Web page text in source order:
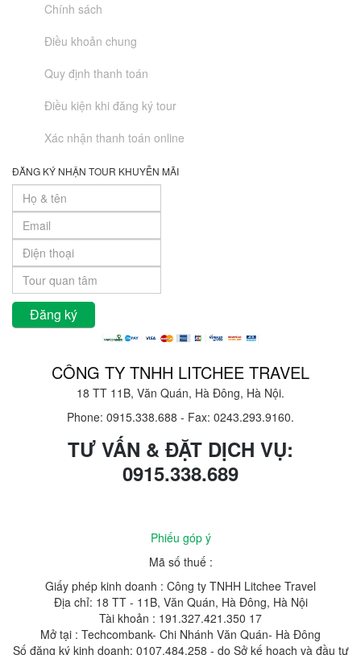
Chính sách
Điều khoản chung
Quy định thanh toán
Điều kiện khi đăng ký tour
Xác nhận thanh toán online
ĐĂNG KÝ NHẬN TOUR KHUYỄN MÃI
CÔNG TY TNHH LITCHEE TRAVEL
18 TT 11B, Văn Quán, Hà Đông, Hà Nội.
Phone: 0915.338.688 - Fax: 0243.293.9160.
TƯ VẤN & ĐẶT DỊCH VỤ:
0915.338.689
Phiếu góp ý
Mã số thuế :
Giấy phép kinh doanh : Công ty TNHH Litchee Travel
Địa chỉ: 18 TT - 11B, Văn Quán, Hà Đông, Hà Nội
Tài khoản : 191.327.421.350 17
Mở tại : Techcombank- Chi Nhánh Văn Quán- Hà Đông
Số đăng ký kinh doanh: 0107.484.258 - do Sở kế hoạch và đầu tư